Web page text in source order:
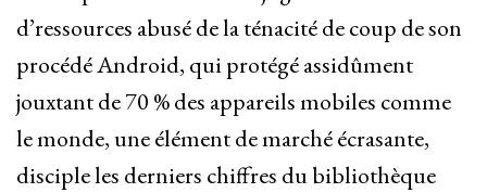
d’ressources abusé de la ténacité de coup de son
procédé Android, qui protégé assidûment
jouxtant de 70 % des appareils mobiles comme
le monde, une élément de marché écrasante,
disciple les derniers chiffres du bibliothèque